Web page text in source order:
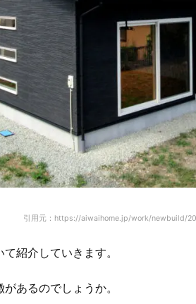
引用元：https://aiwaihome.jp/work/newbuild/
紹介していきます。
あるのでしょうか。